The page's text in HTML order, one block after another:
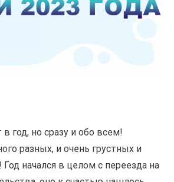
в год, но сразу и обо всем!
разных, и очень грустных и
начался в целом с переезда на